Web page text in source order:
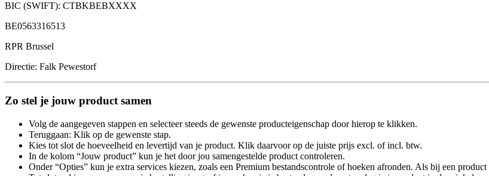
BIC (SWIFT): CTBKBEBXXXX
BE0563316513
RPR Brussel
Directie: Falk Pewestorf
Zo stel je jouw product samen
Volg de aangegeven stappen en selecteer steeds de gewenste producteigenschap door hierop te klikken.
Teruggaan: Klik op de gewenste stap.
Kies tot slot de hoeveelheid en levertijd van je product. Klik daarvoor op de juiste prijs excl. of incl. btw.
In de kolom “Jouw product” kun je het door jou samengestelde product controleren.
Onder “Opties” kun je extra services kiezen, zoals een Premium bestandscontrole of hoeken afronden. Als bij een